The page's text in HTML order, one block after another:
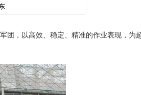
团，以高效、稳定、精准的作业表现，为